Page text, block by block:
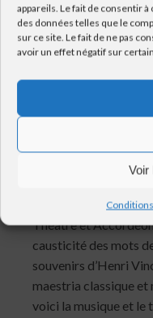
appareils. Le fait de consentir
des données telles que le
sur ce site. Le fait de ne pas
avoir un effet négatif sur
Voir
SAMEDI 10
deuxième partie : «
Théatre et
causticité des mots
souvenirs d’Henri
maestria classique et
voici la musique et le